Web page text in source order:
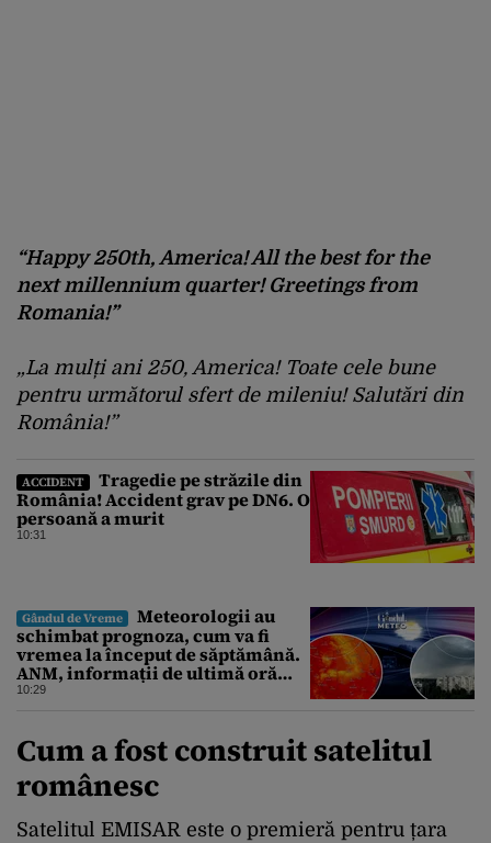
“Happy 250th, America! All the best for the
next millennium quarter! Greetings from
Romania!”
„La mulți ani 250, America! Toate cele bune
pentru următorul sfert de mileniu! Salutări din
România!”
ACCIDENT
Tragedie pe străzile din
România! Accident grav pe DN6. O
persoană a murit
10:31
Gândul de Vreme
Meteorologii au
schimbat prognoza, cum va fi
vremea la început de săptămână.
ANM, informații de ultimă oră
pentru Gândul
10:29
Cum a fost construit satelitul
românesc
Satelitul EMISAR este o premieră pentru țara